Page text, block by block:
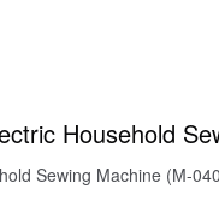
Household
Sewing Machine (M-